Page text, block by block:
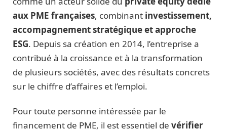
aux PME françaises, combinant investissement,
accompagnement stratégique et approche
ESG. Depuis sa création en 2014, l’entreprise a
contribué à la croissance et à la transformation
de plusieurs sociétés, avec des résultats concrets
sur le chiffre d’affaires et l’emploi.
Pour toute personne intéressée par le
financement de PME, il est essentiel de vérifier